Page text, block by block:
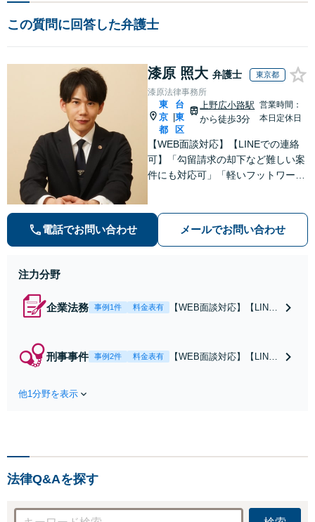
この質問に回答した弁護士
漆原 照大 弁護士 東京都
漆原法律事務所
東
京
都
台
東
区
上野広小路駅
から徒歩3分
営業時間：
本日定休日
【WEB面談対応】【LINEでの連絡
可】「勾留請求の却下など難しい案
件にも対応可」「軽いフットワーク
どの手続に精通」軽いフットワーク
で急なご依頼にも柔軟に対応【休
電話でお問い合わせ メールでお問い合わせ
注力分野
企業法務 事例1件 料金表有
【WEB面談対応】【LINE
軽いフットワークで急なご
刑事事件 事例2件 料金表有
【WEB面談対応】【LINE
考えて真摯に向き合いま
他1分野を表示
法律Q&Aを探す